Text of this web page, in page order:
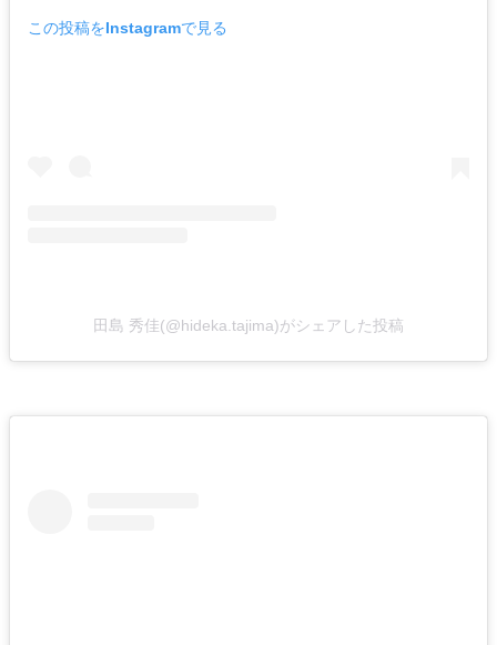
この投稿をInstagramで見る
田島 秀佳(@hideka.tajima)がシェアした投稿